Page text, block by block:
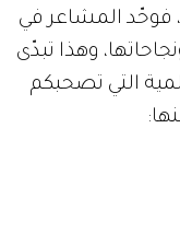
فوحّد المشاعر في
وهذا تبدّى
التي تصحبكم